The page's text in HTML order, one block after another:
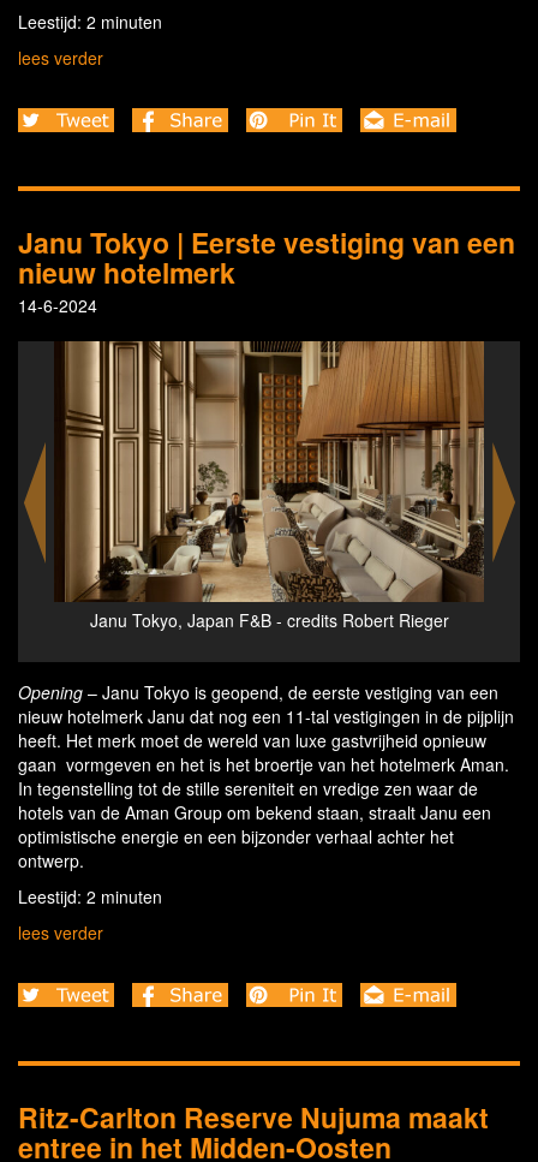
Leestijd: 2 minuten
lees verder
Janu Tokyo | Eerste vestiging van een
nieuw hotelmerk
14-6-2024
- credits Robert Rieger Janu Tokyo, Japan F&B - credits
Opening – Janu Tokyo is geopend, de eerste vestiging van een
nieuw hotelmerk Janu dat nog een 11-tal vestigingen in de pijplijn
heeft. Het merk moet de wereld van luxe gastvrijheid opnieuw
gaan vormgeven en het is het broertje van het hotelmerk Aman.
In tegenstelling tot de stille sereniteit en vredige zen waar de
hotels van de Aman Group om bekend staan, straalt Janu een
optimistische energie en een bijzonder verhaal achter het
ontwerp.
Leestijd: 2 minuten
lees verder
Ritz-Carlton Reserve Nujuma maakt
entree in het Midden-Oosten